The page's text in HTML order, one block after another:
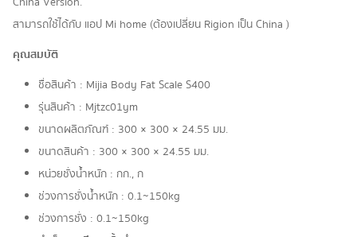
สามารถใช้ได้กับ แอป Mi home (ต้องเปลี่ยน Rigion เป็น China )
คุณสมบัติ
ชื่อสินค้า : Mijia Body Fat Scale S400
รุ่นสินค้า : Mjtzc01ym
ขนาดผลิตภัณฑ์ : 300 × 300 × 24.55 มม.
ขนาดสินค้า : 300 × 300 × 24.55 มม.
หน่วยชั่งน้ำหนัก : กก., ก
ช่วงการชั่งน้ำหนัก : 0.1~150kg
ช่วงการชั่ง : 0.1~150kg